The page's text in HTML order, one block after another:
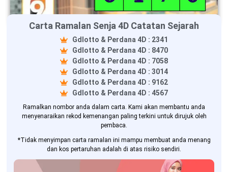
Carta Ramalan Senja 4D Catatan Sejarah
Gdlotto & Perdana 4D : 2341
Gdlotto & Perdana 4D : 8470
Gdlotto & Perdana 4D : 7058
Gdlotto & Perdana 4D : 3014
Gdlotto & Perdana 4D : 9162
Gdlotto & Perdana 4D : 4567
Ramalkan nombor anda dalam carta. Kami akan membantu anda
menyenaraikan rekod kemenangan paling terkini untuk dirujuk oleh
pembaca.
*Tidak menyimpan carta ramalan ini mampu membuat anda menang
dan kos pertaruhan adalah di atas risiko sendiri.